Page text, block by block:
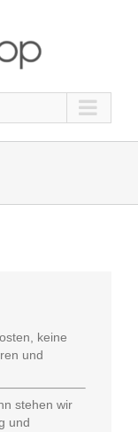
keine
und
stehen wir
und